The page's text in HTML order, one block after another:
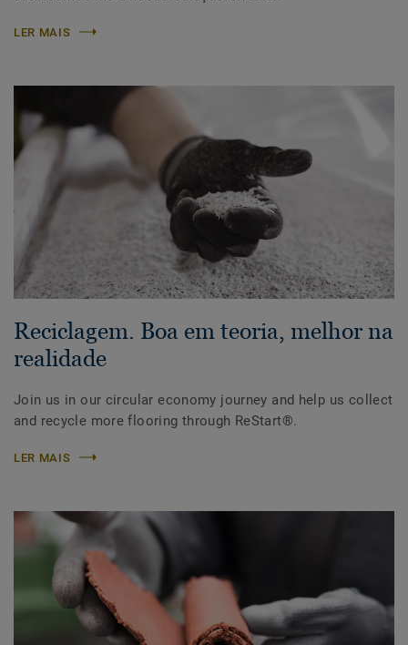
LER MAIS
Reciclagem. Boa em teoria, melhor na
realidade
Join us in our circular economy journey and help us collect
and recycle more flooring through ReStart®.
LER MAIS